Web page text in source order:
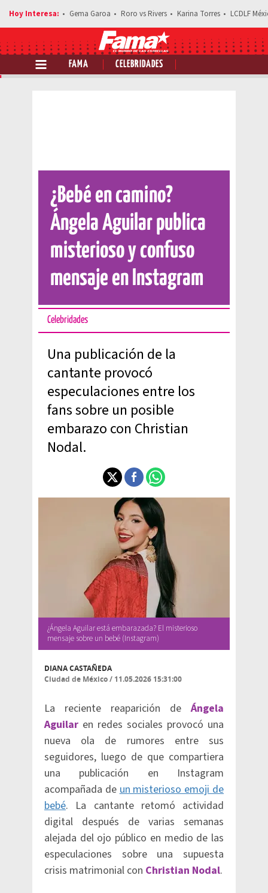
Gema Garoa Roro vs Rivers Karina Torres LCDLF
FAMA CELEBRIDADES
Comparte esta noticia
¿Bebé en camino?
Ángela Aguilar publica
misterioso y confuso
mensaje en Instagram
Celebridades
Una publicación de la
cantante provocó
especulaciones entre los
fans sobre un posible
embarazo con Christian
Nodal.
¿Ángela Aguilar está embarazada? El misterioso
mensaje sobre un bebé (Instagram)
DIANA CASTAÑEDA
Ciudad de México/ 11.05.2026 15:31:00
La reciente reaparición de Ángela
Aguilar en redes sociales provocó una
nueva ola de rumores entre sus
seguidores, luego de que compartiera
una publicación en Instagram
acompañada deun misterioso emoji de
bebé. La cantante retomó actividad
digital después de varias semanas
alejada del ojo público en medio de las
especulaciones sobre una supuesta
crisis matrimonial con Christian Nodal.